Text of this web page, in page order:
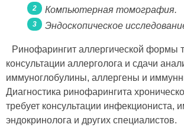
Компьютерная томография.
Эндоскопическое
Ринофарингит аллергической формы
консультации аллерголога и сдачи
иммуноглобулины, аллергены и
Диагностика ринофарингита
требует консультации инфекциониста,
эндокринолога и других специалистов.